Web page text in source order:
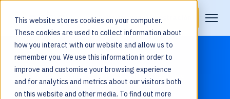
This website stores cookies on your computer.
These cookies are used to collect information about
how you interact with our website and allow us to
remember you. We use this information in order to
improve and customise your browsing experience
and for analytics and metrics about our visitors both
on this website and other media. To find out more
Solicitar una demostración
Inicio Áreas de actuación / Mejorar los niveles de servicio